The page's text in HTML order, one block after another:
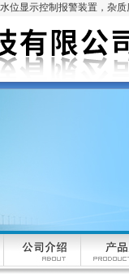
显示控制报警装置，杂